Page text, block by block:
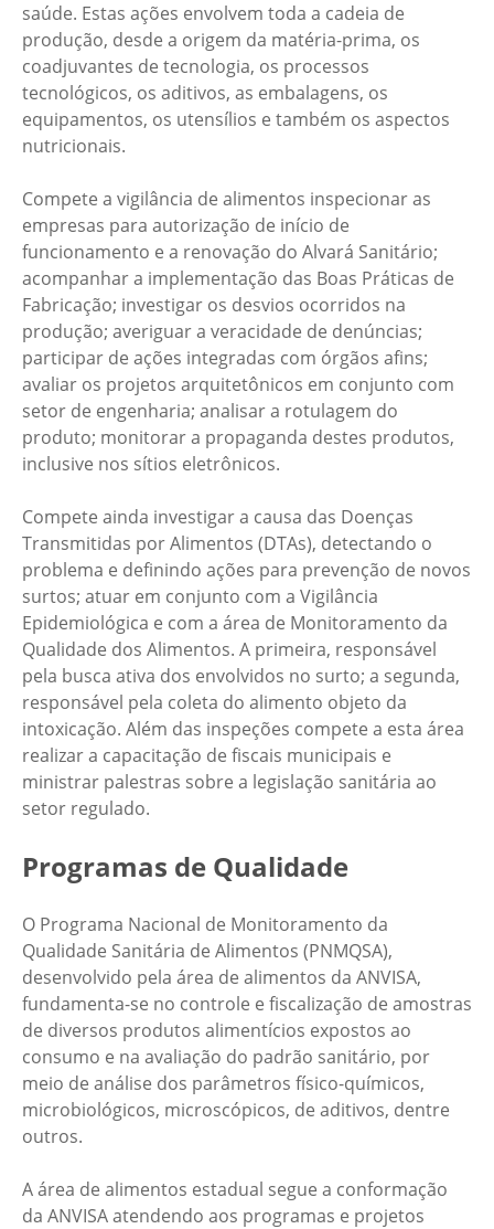
saúde. Estas ações envolvem toda a cadeia de
produção, desde a origem da matéria-prima, os
coadjuvantes de tecnologia, os processos
tecnológicos, os aditivos, as embalagens, os
equipamentos, os utensílios e também os aspectos
nutricionais.
Compete a vigilância de alimentos inspecionar as
empresas para autorização de início de
funcionamento e a renovação do Alvará Sanitário;
acompanhar a implementação das Boas Práticas de
Fabricação; investigar os desvios ocorridos na
produção; averiguar a veracidade de denúncias;
participar de ações integradas com órgãos afins;
avaliar os projetos arquitetônicos em conjunto com
setor de engenharia; analisar a rotulagem do
produto; monitorar a propaganda destes produtos,
inclusive nos sítios eletrônicos.
Compete ainda investigar a causa das Doenças
Transmitidas por Alimentos (DTAs), detectando o
problema e definindo ações para prevenção de novos
surtos; atuar em conjunto com a Vigilância
Epidemiológica e com a área de Monitoramento da
Qualidade dos Alimentos. A primeira, responsável
pela busca ativa dos envolvidos no surto; a segunda,
responsável pela coleta do alimento objeto da
intoxicação. Além das inspeções compete a esta área
realizar a capacitação de fiscais municipais e
ministrar palestras sobre a legislação sanitária ao
setor regulado.
Programas de Qualidade
O Programa Nacional de Monitoramento da
Qualidade Sanitária de Alimentos (PNMQSA),
desenvolvido pela área de alimentos da ANVISA,
fundamenta-se no controle e fiscalização de amostras
de diversos produtos alimentícios expostos ao
consumo e na avaliação do padrão sanitário, por
meio de análise dos parâmetros físico-químicos,
microbiológicos, microscópicos, de aditivos, dentre
outros.
A área de alimentos estadual segue a conformação
da ANVISA atendendo aos programas e projetos